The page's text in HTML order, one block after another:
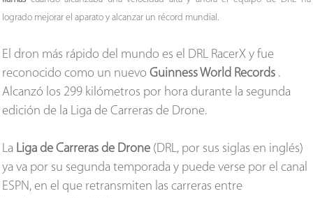
logrado mejorar el aparato y alcanzar un récord mundial.
El dron más rápido del mundo es el DRL RacerX y fue
reconocido como un nuevoGuinness World Records .
Alcanzó los 299 kilómetros por hora durante la segunda
edición de la Liga de Carreras de Drone.
La Liga de Carreras de Drone (DRL, por sus siglas en inglés)
ya va por su segunda temporada y puede verse por el canal
ESPN, en el que retransmiten las carreras entre